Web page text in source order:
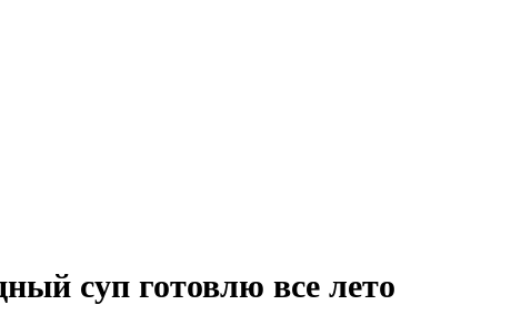
суп готовлю все лето